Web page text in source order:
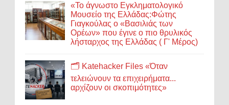
«Το άγνωστο Εγκληματολογικό
Μουσείο της Ελλάδας:Φώτης
Γιαγκούλας ο «Βασιλιάς των
Ορέων» που έγινε ο πιο θρυλικός
λήσταρχος της Ελλάδας ( Γ' Μέρος)
🗂️ Katehacker Files «Όταν
τελειώνουν τα επιχειρήματα...
αρχίζουν οι σκοπιμότητες»